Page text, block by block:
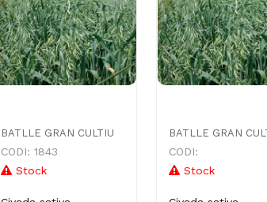
BATLLE GRAN CULTIU
CODI: 1843
Stock
BATLLE GRAN
CODI:
Stock